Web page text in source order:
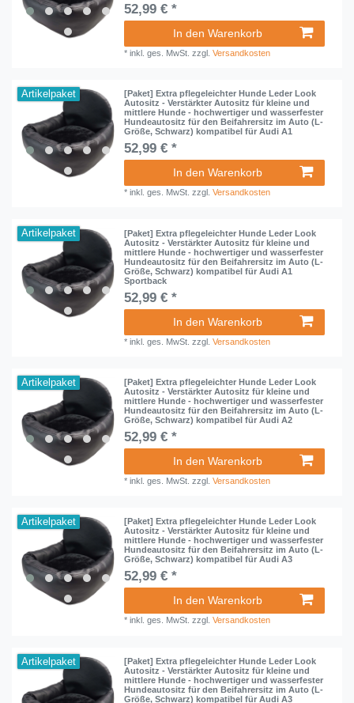
52,99 € *
In den Warenkorb
*inkl. ges. MwSt. zzgl.Versandkosten
Artikelpaket
[Paket] Extra pflegeleichter Hunde Leder Look
Autositz - Verstärkter Autositz für kleine und
mittlere Hunde - hochwertiger und wasserfester
Hundeautositz für den Beifahrersitz im Auto (L-
Größe, Schwarz) kompatibel für Audi A1
52,99 € *
In den Warenkorb
*inkl. ges. MwSt. zzgl.Versandkosten
Artikelpaket
[Paket] Extra pflegeleichter Hunde Leder Look
Autositz - Verstärkter Autositz für kleine und
mittlere Hunde - hochwertiger und wasserfester
Hundeautositz für den Beifahrersitz im Auto (L-
Größe, Schwarz) kompatibel für Audi A1
Sportback
52,99 € *
In den Warenkorb
*inkl. ges. MwSt. zzgl.Versandkosten
Artikelpaket
[Paket] Extra pflegeleichter Hunde Leder Look
Autositz - Verstärkter Autositz für kleine und
mittlere Hunde - hochwertiger und wasserfester
Hundeautositz für den Beifahrersitz im Auto (L-
Größe, Schwarz) kompatibel für Audi A2
52,99 € *
In den Warenkorb
*inkl. ges. MwSt. zzgl.Versandkosten
Artikelpaket
[Paket] Extra pflegeleichter Hunde Leder Look
Autositz - Verstärkter Autositz für kleine und
mittlere Hunde - hochwertiger und wasserfester
Hundeautositz für den Beifahrersitz im Auto (L-
Größe, Schwarz) kompatibel für Audi A3
52,99 € *
In den Warenkorb
*inkl. ges. MwSt. zzgl.Versandkosten
Artikelpaket
[Paket] Extra pflegeleichter Hunde Leder Look
Autositz - Verstärkter Autositz für kleine und
mittlere Hunde - hochwertiger und wasserfester
Hundeautositz für den Beifahrersitz im Auto (L-
Größe, Schwarz) kompatibel für Audi A3